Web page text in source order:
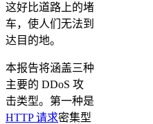
这好比道路上的堵
车，使人们无法到
达目的地。
本报告将涵盖三种
主要的 DDoS 攻
击类型。第一种是
HTTP 请求密集型